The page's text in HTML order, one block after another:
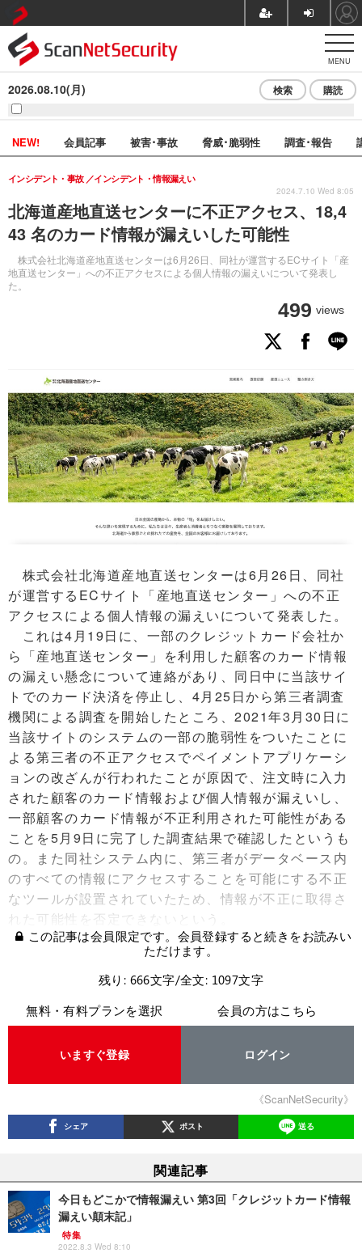
MENU
2026.08.10(月) 検索 購読
NEW! 会員記事 被害･事故 脅威･脆弱性 調査･報告
北海道産地直送センターに不正アクセス、18,4
43 名のカード情報が漏えいした可能性
株式会社北海道産地直送センターは6月26日、同社が運営するECサイト「産
地直送センター」への不正アクセスによる個人情報の漏えいについて発表し
た。
インシデント・事故 インシデント・情報漏えい
499 views
2024.7.10 Wed 8:05
株式会社北海道産地直送センターは6月26日、同社
が運営するECサイト「産地直送センター」への不正
アクセスによる個人情報の漏えいについて発表した。
これは4月19日に、一部のクレジットカード会社か
ら「産地直送センター」を利用した顧客のカード情報
の漏えい懸念について連絡があり、同日中に当該サイ
トでのカード決済を停止し、4月25日から第三者調査
機関による調査を開始したところ、2021年3月30日に
当該サイトのシステムの一部の脆弱性をついたことに
よる第三者の不正アクセスでペイメントアプリケーシ
ョンの改ざんが行われたことが原因で、注文時に入力
された顧客のカード情報および個人情報が漏えいし、
一部顧客のカード情報が不正利用された可能性がある
ことを5月9日に完了した調査結果で確認したというも
の。また同社システム内に、第三者がデータベース内
のすべての情報にアクセスすることを可能にする不正
なツールが設置されていたため、情報が不正に取得さ
れた可能性を否定できないという。
この記事は会員限定です。会員登録すると続きをお読みい
ただけます。
残り: 666文字/全文: 1097文字
無料・有料プランを選択
いますぐ登録
会員の方はこちら
ログイン
《ScanNetSecurity》
シェア ポスト 送る
関連記事
今日もどこかで情報漏えい 第3回「クレジットカード情報
漏えい顛末記」
特集
2022.8.3 Wed 8:10